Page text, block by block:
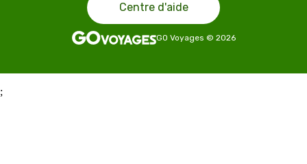
Centre d'aide
GO Voyages © 2026
;